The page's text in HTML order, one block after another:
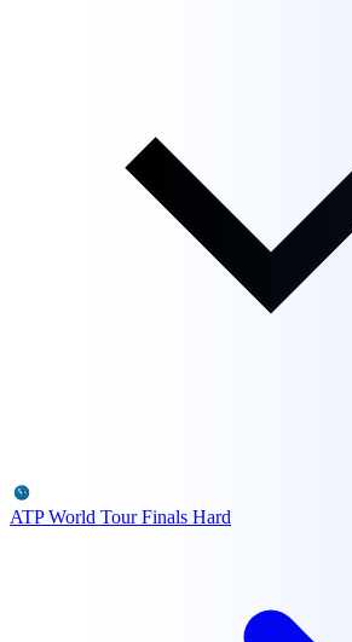
ATP World Tour Finals Hard